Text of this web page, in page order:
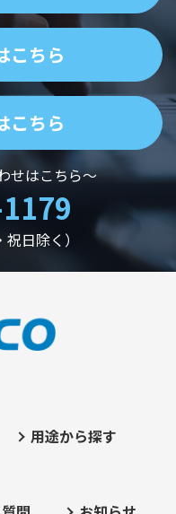
こちら
こちら
せはこちら～
日除く）
用途から探す